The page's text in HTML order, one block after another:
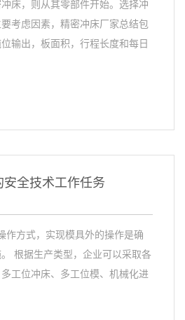
床，则从其零部件开始。选择冲
考虑因素，精密冲床厂家总结包
输出，板面积，行程长度和每日
全技术工作任务
作方式，实现模具外的操作是确
根据生产类型，企业可以采取各
工位冲床、多工位模、机械化进